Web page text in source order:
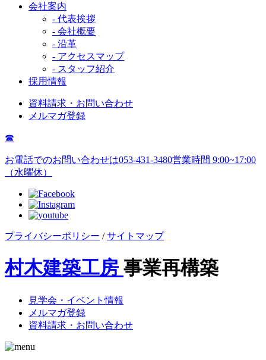
会社案内
- 代表挨拶
- 会社概要
- 沿革
- アクセスマップ
- スタッフ紹介
採用情報
資料請求・お問い合わせ
メルマガ登録
☎
お電話でのお問い合わせは053-431-3480営業時間 9:00~17:00
（水曜休）
プライバシーポリシー /サイトマップ
村木建築工房 事業再構築
見学会・イベント情報
メルマガ登録
資料請求・お問い合わせ